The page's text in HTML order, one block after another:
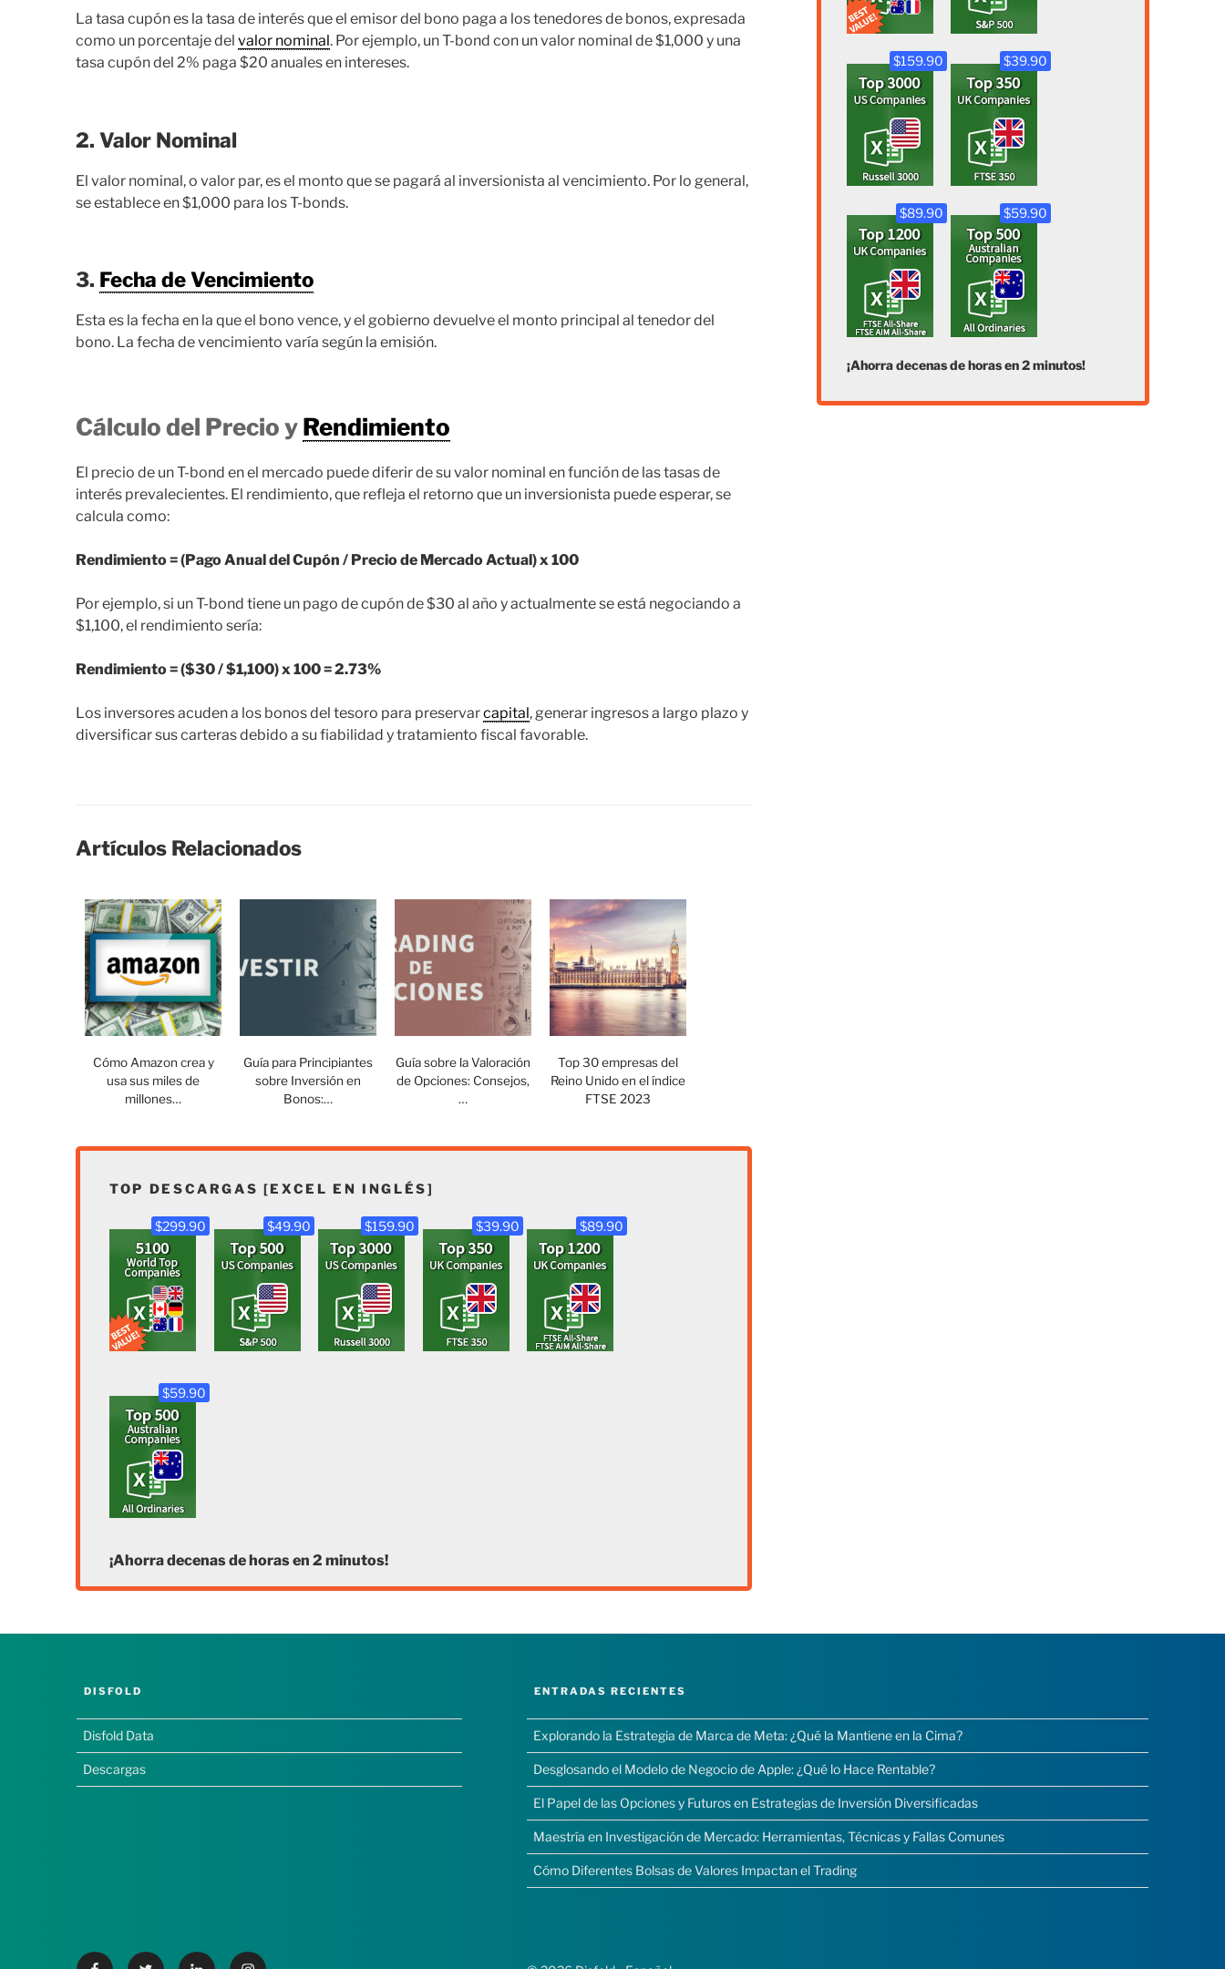
La tasa cupón es la tasa de interés que el emisor del bono paga a los tenedores de bonos, expresada
como un porcentaje delvalor nominal. Por ejemplo, un T-bond con un valor nominal de $1,000 y una
tasa cupón del 2% paga $20 anuales en intereses.
2. Valor Nominal
El valor nominal, o valor par, es el monto que se pagará al inversionista al vencimiento. Por lo general,
se establece en $1,000 para los T-bonds.
3. Fecha de Vencimiento
Esta es la fecha en la que el bono vence, y el gobierno devuelve el monto principal al tenedor del
bono. La fecha de vencimiento varía según la emisión.
Cálculo del Precio yRendimiento
El precio de un T-bond en el mercado puede diferir de su valor nominal en función de las tasas de
interés prevalecientes. El rendimiento, que refleja el retorno que un inversionista puede esperar, se
calcula como:
Rendimiento = (Pago Anual del Cupón / Precio de Mercado Actual) x 100
Por ejemplo, si un T-bond tiene un pago de cupón de $30 al año y actualmente se está negociando a
$1,100, el rendimiento sería:
Rendimiento = ($30 / $1,100) x 100 = 2.73%
Los inversores acuden a los bonos del tesoro para preservarcapital, generar ingresos a largo plazo y
diversificar sus carteras debido a su fiabilidad y tratamiento fiscal favorable.
Artículos Relacionados
Cómo Amazon crea y
usa sus miles de
millones…
Guía para Principiantes
sobre Inversión en
Bonos:…
Guía sobre la Valoración
de Opciones: Consejos,
…
Top 30 empresas del
Reino Unido en el índice
FTSE 2023
TOP DESCARGAS [EXCEL EN INGLÉS]
$299.90 $49.90 $159.90 $39.90 $89.90
$59.90
¡Ahorra decenas de horas en 2 minutos!
$159.90 $39.90
$89.90 $59.90
¡Ahorra decenas de horas en 2 minutos!
DISFOLD
Disfold Data
Descargas
ENTRADAS RECIENTES
Explorando la Estrategia de Marca de Meta: ¿Qué la Mantiene en la Cima?
Desglosando el Modelo de Negocio de Apple: ¿Qué lo Hace Rentable?
El Papel de las Opciones y Futuros en Estrategias de Inversión Diversificadas
Maestría en Investigación de Mercado: Herramientas, Técnicas y Fallas Comunes
Cómo Diferentes Bolsas de Valores Impactan el Trading
FacebookTwitter LinkedinInstagram